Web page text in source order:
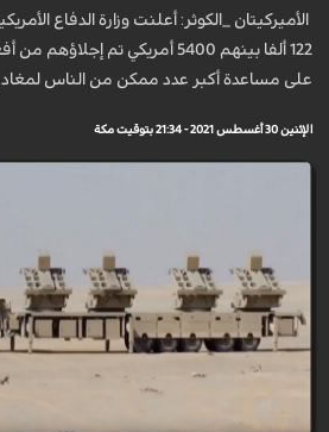
الأميرکيتان _الكوثر: أعلنت وزارة الدفاع
122 ألفا بينهم 5400 أمريكي تم
على مساعدة أكبر عدد ممكن من الناس
الإثنين 30 أغسطس 2021 - 21:34 بتوقيت مكة